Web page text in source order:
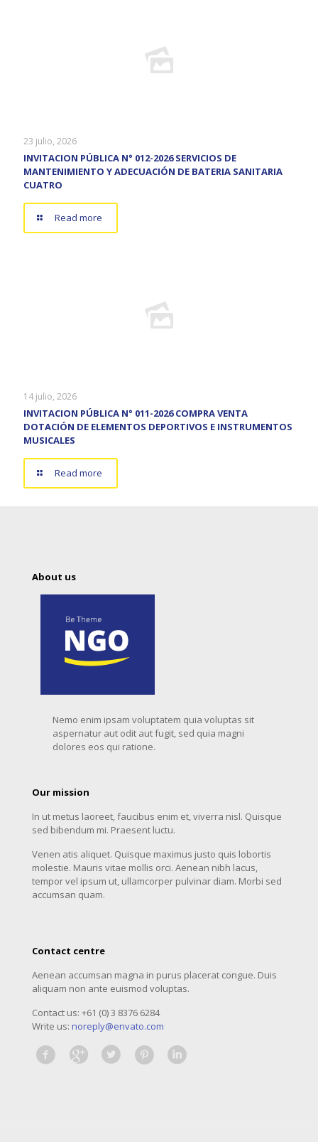
23 julio, 2026
INVITACION PÚBLICA N° 012-2026 SERVICIOS DE
MANTENIMIENTO Y ADECUACIÓN DE BATERIA SANITARIA
CUATRO
Read more
14 julio, 2026
INVITACION PÚBLICA N° 011-2026 COMPRA VENTA
DOTACIÓN DE ELEMENTOS DEPORTIVOS E INSTRUMENTOS
MUSICALES
Read more
About us
Nemo enim ipsam voluptatem quia voluptas sit
aspernatur aut odit aut fugit, sed quia magni
dolores eos qui ratione.
Our mission
In ut metus laoreet, faucibus enim et, viverra nisl. Quisque
sed bibendum mi. Praesent luctu.
Venen atis aliquet. Quisque maximus justo quis lobortis
molestie. Mauris vitae mollis orci. Aenean nibh lacus,
tempor vel ipsum ut, ullamcorper pulvinar diam. Morbi sed
accumsan quam.
Contact centre
Aenean accumsan magna in purus placerat congue. Duis
aliquam non ante euismod voluptas.
Contact us: +61 (0) 3 8376 6284
Write us: noreply@envato.com